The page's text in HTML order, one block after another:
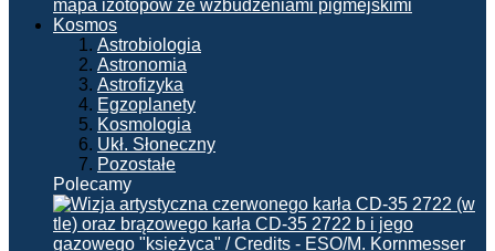
mapa izotopów ze wzbudzeniami pigmejskimi
Kosmos
Astrobiologia
Astronomia
Astrofizyka
Egzoplanety
Kosmologia
Ukł. Słoneczny
Pozostałe
Polecamy